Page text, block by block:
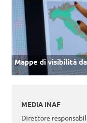
Mappe di visibilità
MEDIA INAF
Direttore